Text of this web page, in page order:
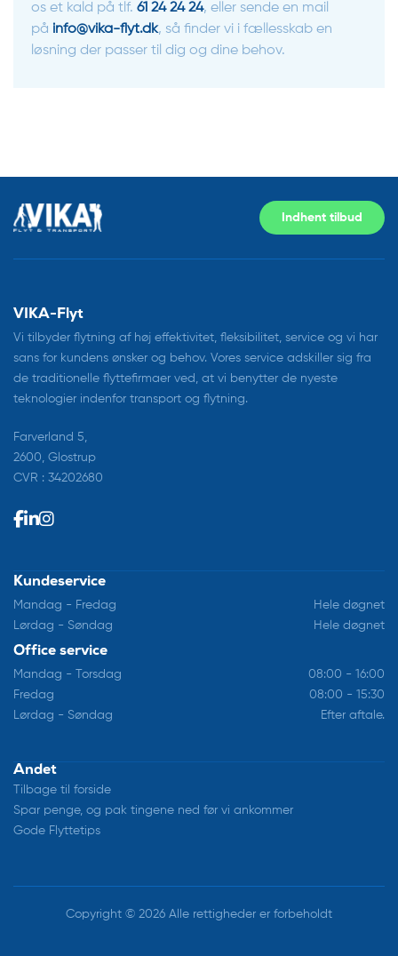
os et kald på tlf. 61 24 24 24, eller sende en mail
på info@vika-flyt.dk, så finder vi i fællesskab en
løsning der passer til dig og dine behov.
Indhent tilbud
VIKA-Flyt
Vi tilbyder flytning af høj effektivitet, fleksibilitet, service og vi har
sans for kundens ønsker og behov. Vores service adskiller sig fra
de traditionelle flyttefirmaer ved, at vi benytter de nyeste
teknologier indenfor transport og flytning.
Farverland 5,
2600, Glostrup
CVR : 34202680
Kundeservice
Mandag - Fredag
Hele døgnet
Lørdag - Søndag
Hele døgnet
Office service
Mandag - Torsdag
08:00 - 16:00
Fredag
08:00 - 15:30
Lørdag - Søndag
Efter aftale.
Andet
Tilbage til forside
Spar penge, og pak tingene ned før vi ankommer
Gode Flyttetips
Copyright © 2026 Alle rettigheder er forbeholdt